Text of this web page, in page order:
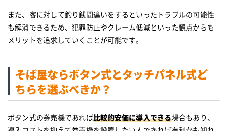
また、客に対して釣り銭間違いをするといったトラブルの可能性
も解消できるため、犯罪防止やクレーム低減といった観点からも
メリットを追求していくことが可能です。
そば屋ならボタン式とタッチパネル式ど
ちらを選ぶべきか？
ボタン式の券売機であれば比較的安価に導入できる場合もあり、